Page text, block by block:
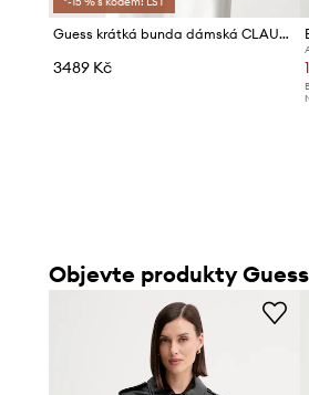
Guess krátká bunda dámská CLAUDIE
3489 Kč
Objevte produkty Guess